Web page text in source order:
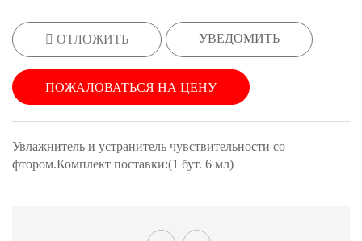
ОТЛОЖИТЬ УВЕДОМИТЬ
ПОЖАЛОВАТЬСЯ НА ЦЕНУ
Увлажнитель и устранитель чувствительности со
фтором.Комплект поставки:(1 бут. 6 мл)